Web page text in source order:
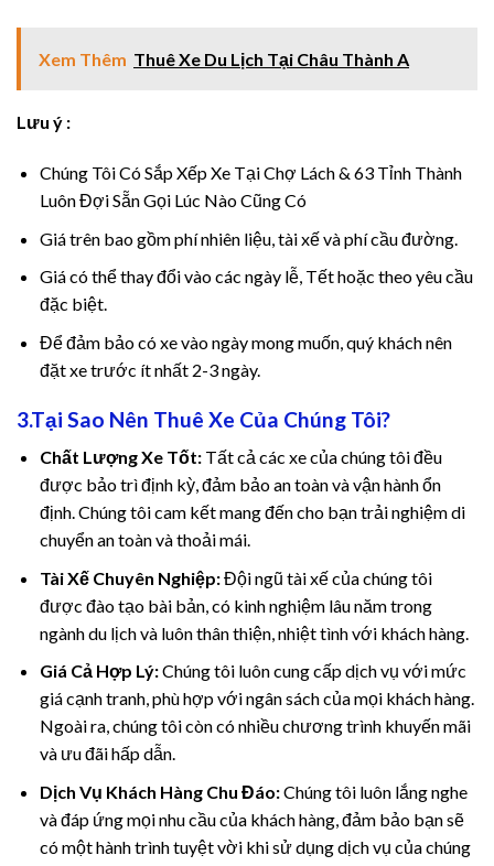
Xem Thêm Thuê Xe Du Lịch Tại Châu Thành A
Lưu ý :
Chúng Tôi Có Sắp Xếp Xe Tại Chợ Lách & 63 Tỉnh Thành
Luôn Đợi Sẵn Gọi Lúc Nào Cũng Có
Giá trên bao gồm phí nhiên liệu, tài xế và phí cầu đường.
Giá có thể thay đổi vào các ngày lễ, Tết hoặc theo yêu cầu
đặc biệt.
Để đảm bảo có xe vào ngày mong muốn, quý khách nên
đặt xe trước ít nhất 2-3 ngày.
3.Tại Sao Nên Thuê Xe Của Chúng Tôi?
Chất Lượng Xe Tốt:Tất cả các xe của chúng tôi đều
được bảo trì định kỳ, đảm bảo an toàn và vận hành ổn
định. Chúng tôi cam kết mang đến cho bạn trải nghiệm di
chuyển an toàn và thoải mái.
Tài Xế Chuyên Nghiệp:Đội ngũ tài xế của chúng tôi
được đào tạo bài bản, có kinh nghiệm lâu năm trong
ngành du lịch và luôn thân thiện, nhiệt tình với khách hàng.
Giá Cả Hợp Lý:Chúng tôi luôn cung cấp dịch vụ với mức
giá cạnh tranh, phù hợp với ngân sách của mọi khách hàng.
Ngoài ra, chúng tôi còn có nhiều chương trình khuyến mãi
và ưu đãi hấp dẫn.
Dịch Vụ Khách Hàng Chu Đáo:Chúng tôi luôn lắng nghe
và đáp ứng mọi nhu cầu của khách hàng, đảm bảo bạn sẽ
có một hành trình tuyệt vời khi sử dụng dịch vụ của chúng